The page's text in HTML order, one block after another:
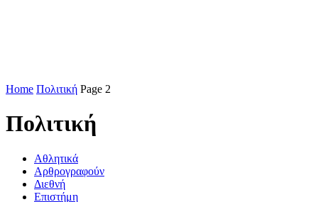
Home Πολιτική Page 2
Πολιτική
Αθλητικά
Αρθρογραφούν
Διεθνή
Επιστήμη